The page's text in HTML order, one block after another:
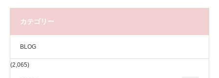
カテゴリー
BLOG
(2,065)